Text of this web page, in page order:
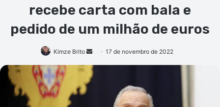
recebe carta com bala e
pedido de um milhão de euros
Kimze Brito
Mande
e-
17 de novembro de 2022